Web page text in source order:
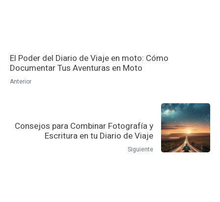
El Poder del Diario de Viaje en moto: Cómo
Documentar Tus Aventuras en Moto
Anterior
Consejos para Combinar Fotografía y
Escritura en tu Diario de Viaje
Siguiente